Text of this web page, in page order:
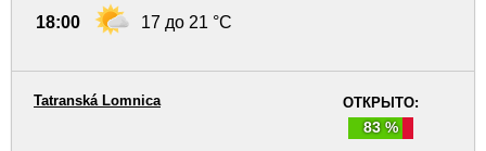
18:00 17 до 21 °C
ОТКРЫТО:
83 %
Tatranská Lomnica